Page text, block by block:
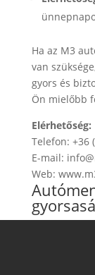
Ha az M3
van
gyors és
Ön mielőbb
Elérhetőség:
Telefon: +36
E-mail:
Web: